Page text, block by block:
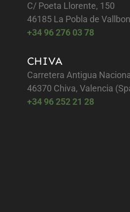
C/ Poeta Llorente, 150
46185 La Pobla de
+34 96 276 03 78
CHIVA
Carretera Antigua
46370 Chiva, Valencia
+34 96 252 21 28